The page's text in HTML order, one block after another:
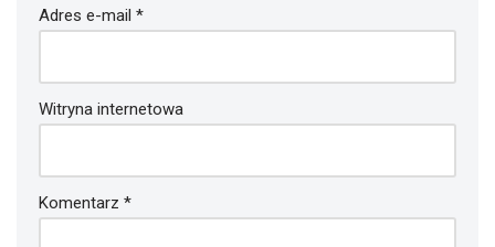
Adres e-mail *
Witryna internetowa
Komentarz *